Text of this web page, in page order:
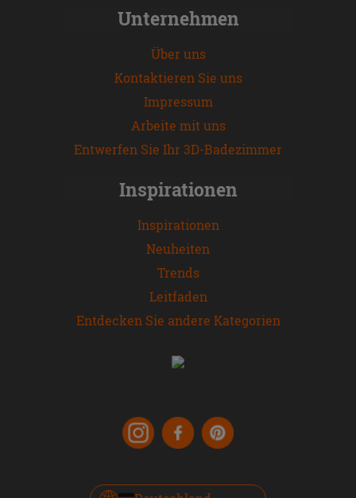
Unternehmen
Über uns
Kontaktieren Sie uns
Impressum
Arbeite mit uns
Entwerfen Sie Ihr 3D-Badezimmer
Inspirationen
Inspirationen
Neuheiten
Trends
Leitfaden
Entdecken Sie andere Kategorien